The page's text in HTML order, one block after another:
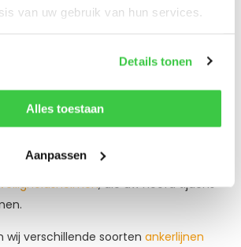
van uw gebruik van hun services.
Details tonen
Alles toestaan
Aanpassen
oorzaken van arbeidsongevallen.
er bij werken op hoogte altijd
die van cruciaal belang zijn voor uw
, die om het lichaam
hoogte wilt u natuurlijk ook
veiligheidshelmen, die uw hoofd tijdens
wij verschillende soortenankerlijnen